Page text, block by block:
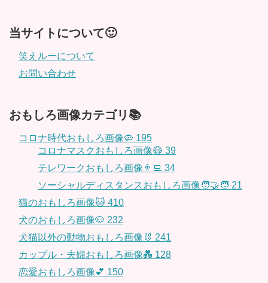
当サイトについて🙂
笑えルーについて
お問い合わせ
おもしろ画像カテゴリ📚
コロナ時代おもしろ画像🦠 195
コロナマスクおもしろ画像😷 39
テレワークおもしろ画像👨‍💻 34
ソーシャルディスタンスおもしろ画像🧑‍🤝‍🧑 21
猫のおもしろ画像🐱 410
犬のおもしろ画像🐶 232
犬猫以外の動物おもしろ画像🐰 241
カップル・夫婦おもしろ画像💑 128
恋愛おもしろ画像💕 150